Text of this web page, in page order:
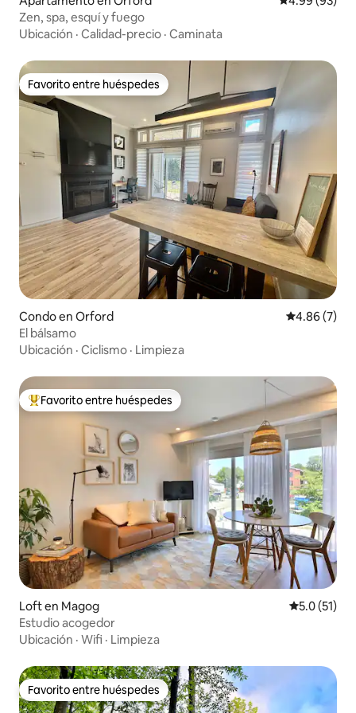
Zen, spa, esquí y fuego
Ubicación · Calidad-precio · Caminata
Favorito entre huéspedes
Favorito entre huéspedes
Condo en Orford Calificación
4.86 (7)
El bálsamo
Ubicación · Ciclismo · Limpieza
Favorito entre huéspedes preferido
Favorito entre huéspedes
Loft en Magog Calificación
5.0 (51)
Estudio acogedor
Ubicación · Wifi · Limpieza
Favorito entre huéspedes
Favorito entre huéspedes